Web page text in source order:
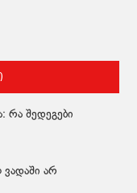
რა შედეგები
ვადაში არ